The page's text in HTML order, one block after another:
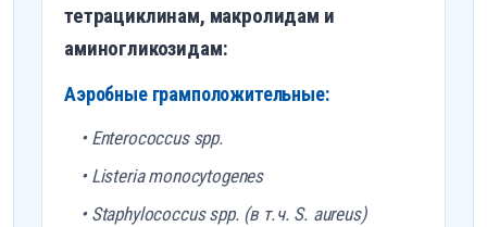
тетрациклинам, макролидам и
аминогликозидам:
Аэробные грамположительные:
• Enterococcus spp.
• Listeria monocytogenes
• Staphylococcus spp. (в т.ч. S. aureus)